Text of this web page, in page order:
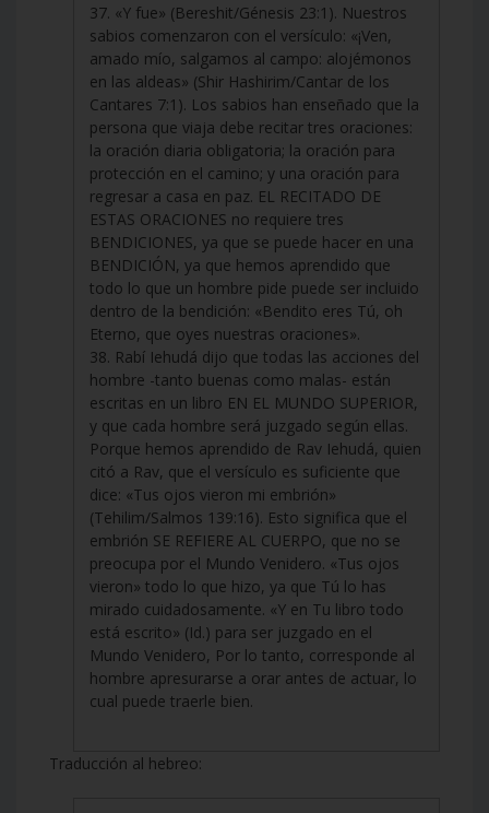
37. «Y fue» (Bereshit/Génesis 23:1). Nuestros
sabios comenzaron con el versículo: «¡Ven,
amado mío, salgamos al campo: alojémonos
en las aldeas» (Shir Hashirim/Cantar de los
Cantares 7:1). Los sabios han enseñado que la
persona que viaja debe recitar tres oraciones:
la oración diaria obligatoria; la oración para
protección en el camino; y una oración para
regresar a casa en paz. EL RECITADO DE
ESTAS ORACIONES no requiere tres
BENDICIONES, ya que se puede hacer en una
BENDICIÓN, ya que hemos aprendido que
todo lo que un hombre pide puede ser incluido
dentro de la bendición: «Bendito eres Tú, oh
Eterno, que oyes nuestras oraciones».
38. Rabí Iehudá dijo que todas las acciones del
hombre -tanto buenas como malas- están
escritas en un libro EN EL MUNDO SUPERIOR,
y que cada hombre será juzgado según ellas.
Porque hemos aprendido de Rav Iehudá, quien
citó a Rav, que el versículo es suficiente que
dice: «Tus ojos vieron mi embrión»
(Tehilim/Salmos 139:16). Esto significa que el
embrión SE REFIERE AL CUERPO, que no se
preocupa por el Mundo Venidero. «Tus ojos
vieron» todo lo que hizo, ya que Tú lo has
mirado cuidadosamente. «Y en Tu libro todo
está escrito» (Id.) para ser juzgado en el
Mundo Venidero, Por lo tanto, corresponde al
hombre apresurarse a orar antes de actuar, lo
cual puede traerle bien.
Traducción al hebreo: